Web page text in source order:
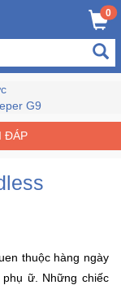
0
G9
ĐÁP
thuộc hàng ngày
ữ. Những chiếc